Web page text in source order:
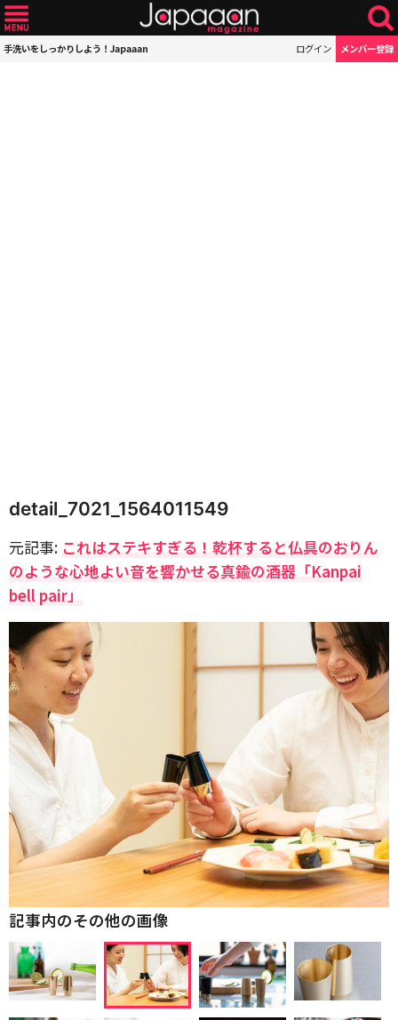
手洗いをしっかりしよう！Japaaan ログイン メンバー登録
detail_7021_1564011549
元記事: これはステキすぎる！乾杯すると仏具のおりん
のような心地よい音を響かせる真鍮の酒器「Kanpai
bell pair」
記事内のその他の画像